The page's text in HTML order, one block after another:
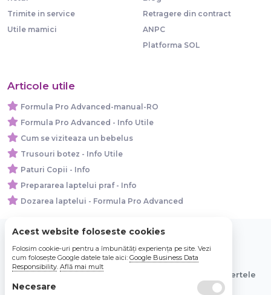
Trimite in service
Utile mamici
Retragere din contract
ANPC
Platforma SOL
Articole utile
Formula Pro Advanced-manual-RO
Formula Pro Advanced - Info Utile
Cum se viziteaza un bebelus
Trusouri botez - Info Utile
Paturi Copii - Info
Prepararea laptelui praf - Info
Dozarea laptelui - Formula Pro Advanced
© 2026 Bebe Nou Online Store SRL
Toate preturile sunt exprimate in lei si includ tva. Ofertele
sunt valabile in limita stocului disponibil.
Acest website foloseste cookies
Folosim cookie-uri pentru a îmbunătăți experiența pe site. Vezi
cum folosește Google datele tale aici: Google Business Data
Responsibility. Află mai mult
Necesare